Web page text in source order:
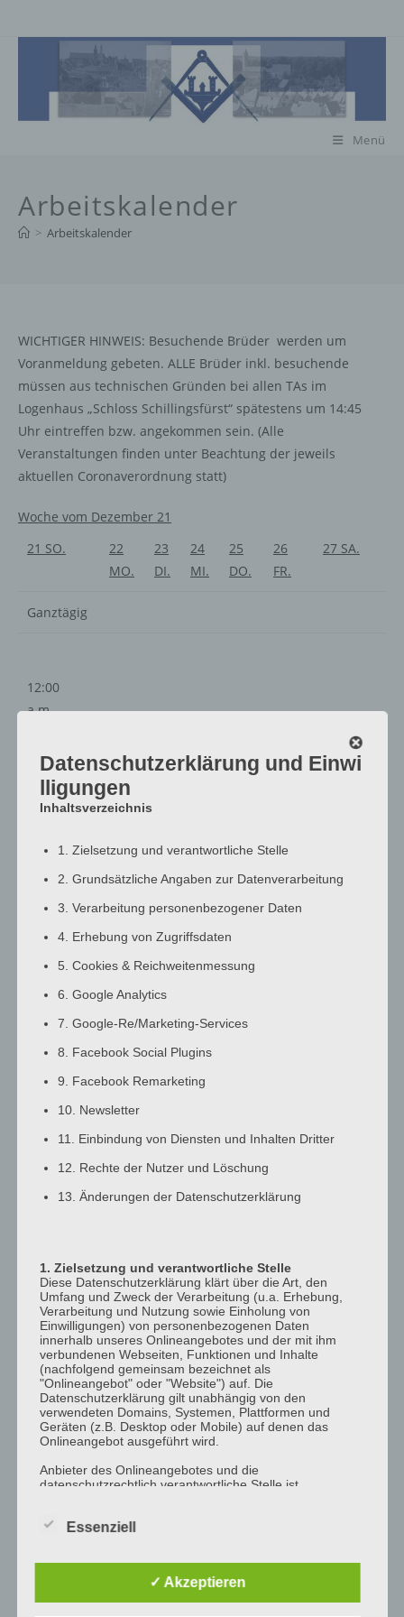
Inhalt
Menü
Arbeitskalender
> Arbeitskalender
WICHTIGER HINWEIS: Besuchende Brüder werden um
Voranmeldung gebeten. ALLE Brüder inkl. besuchende
müssen aus technischen Gründen bei allen TAs im
Logenhaus „Schloss Schillingsfürst“ spätestens um 14:45
Uhr eintreffen bzw. angekommen sein. (Alle
Veranstaltungen finden unter Beachtung der jeweils
aktuellen Coronaverordnung statt)
Woche vom Dezember 21
21 SO.
22
MO.
23
DI.
24
MI.
25
DO.
26
FR.
27 SA.
Ganztägig
12:00
a.m.
a.m.
2:00
a.m.
5:00
a.m.
7:00
a.m.
8:00
a.m.
10:00
1:00
p.m.
2:00
p.m.
3:00
p.m.
4:00
p.m.
p.m.
p.m.
p.m.
Datenschutzerklärung und Einwi
lligungen
Inhaltsverzeichnis
1. Zielsetzung und verantwortliche Stelle
2. Grundsätzliche Angaben zur Datenverarbeitung
3. Verarbeitung personenbezogener Daten
4. Erhebung von Zugriffsdaten
5. Cookies & Reichweitenmessung
6. Google Analytics
7. Google-Re/Marketing-Services
8. Facebook Social Plugins
9. Facebook Remarketing
10. Newsletter
11. Einbindung von Diensten und Inhalten Dritter
12. Rechte der Nutzer und Löschung
13. Änderungen der Datenschutzerklärung
1. Zielsetzung und verantwortliche Stelle
Diese Datenschutzerklärung klärt über die Art, den
Umfang und Zweck der Verarbeitung (u.a. Erhebung,
Verarbeitung und Nutzung sowie Einholung von
Einwilligungen) von personenbezogenen Daten
innerhalb unseres Onlineangebotes und der mit ihm
verbundenen Webseiten, Funktionen und Inhalte
(nachfolgend gemeinsam bezeichnet als
"Onlineangebot" oder "Website") auf. Die
Datenschutzerklärung gilt unabhängig von den
verwendeten Domains, Systemen, Plattformen und
Geräten (z.B. Desktop oder Mobile) auf denen das
Onlineangebot ausgeführt wird.
Anbieter des Onlineangebotes und die
datenschutzrechtlich verantwortliche Stelle ist
bezeichnet als "AnbieterIn", "wir" oder "uns"). Für die
Der Begriff "Nutzer" umfasst alle Kunden und Besucher
unseres Onlineangebotes. Die verwendeten
Essenziell
✓ Akzeptieren